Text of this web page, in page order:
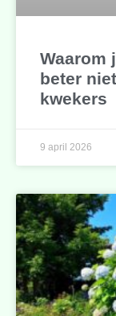
Waarom
beter
kwekers
9 april 2026